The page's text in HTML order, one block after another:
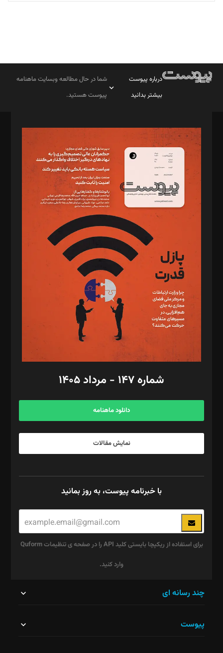
درباره پیوست
بیشتر بدانید
شما در حال مطالعه وبسایت ماهنامه
پیوست هستید.
مدیر مسئول: محمدباقر اثنی‌عشری
سردبیر: مهرک محمودی
دبیر تحریریه: میثم قاسمی
د‌بیر ناداستان: سمانه سمیع
د‌بیر خدمت و تجارت: ابوالفضل رجبی
د‌بیر حقوق فناوری: حسام‌الدین ایپکچی
د‌بیر پیوست جهان: مینا پاکدل
د‌بیر تحریریه آنلاین: بابک نقاش
تحریریه‌: مجتبی محمود‌ی، آرش برهمند، یسنا امان‌پور، سروش کرمیان،
مصطفی مسجدی آرانی، ابوالفضل رجبی، زهرا فکرانه، فائزه فتحی
رستمی،مصطفی باستان
ویرایش: نگار استاد‌‌آقا
طراح یونیفرم: مجید توکلی
فیلمبرداری و عکاسی: امیر شفیعی، مانی لطفی زاده
گرافیک و صفحه‌آرایی: سید‌سبحان‌علی ثابت
مد‌یر توسعه تجاری: کامبیز برید‌
امور مالی: شاپور رهبری، محمد‌ کاظمی‌نیا
آگهی و مشترکین: ۰۹۱۹۹۹۹۰۴۵۴
شماره ۱۴۷ - مرداد ۱۴۰۵
دانلود ماهنامه
نمایش مقالات
با خبرنامه پیوست، به روز بمانید
برای استفاده از ریکپچا بایستی کلید API را در صفحه ی تنظیمات Quform
وارد کنید.
نباید
چند رسانه ای
پیوست